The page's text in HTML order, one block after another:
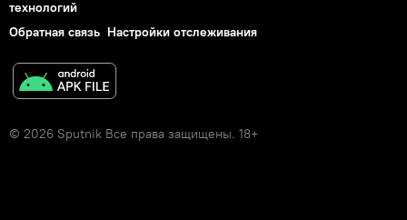
технологий
Обратная связь Настройки отслеживания
© 2026 Sputnik Все права защищены. 18+